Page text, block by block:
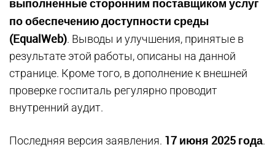
выполненные сторонним поставщиком услуг
по обеспечению доступности среды
(EqualWeb). Выводы и улучшения, принятые в
результате этой работы, описаны на данной
странице. Кроме того, в дополнение к внешней
проверке госпиталь регулярно проводит
внутренний аудит.
Последняя версия заявления. 17 июня 2025 года.